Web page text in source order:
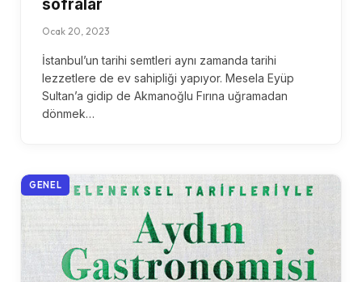
sofralar
Ocak 20, 2023
İstanbul’un tarihi semtleri aynı zamanda tarihi
lezzetlere de ev sahipliği yapıyor. Mesela Eyüp
Sultan’a gidip de Akmanoğlu Fırına uğramadan
dönmek…
GENEL